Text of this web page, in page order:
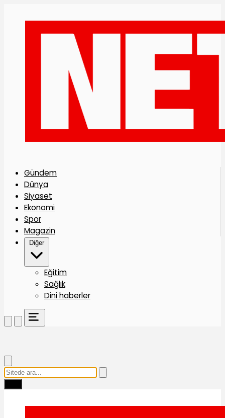
Gündem
Dünya
Siyaset
Ekonomi
Spor
Magazin
Diğer
Eğitim
Sağlık
Dini haberler